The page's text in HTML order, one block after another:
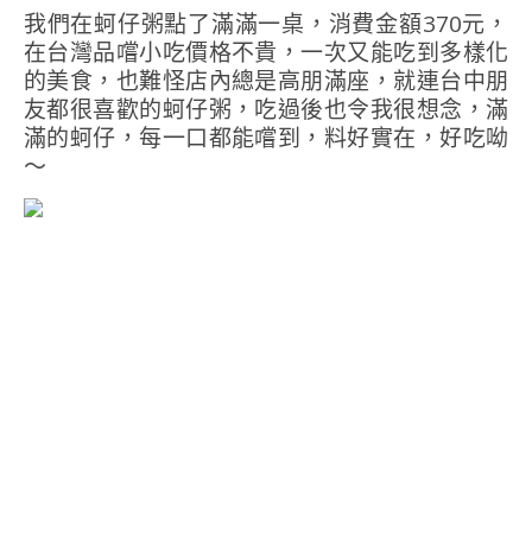
我們在蚵仔粥點了滿滿一桌，消費金額370元，
在台灣品嚐小吃價格不貴，一次又能吃到多樣化
的美食，也難怪店內總是高朋滿座，就連台中朋
友都很喜歡的蚵仔粥，吃過後也令我很想念，滿
滿的蚵仔，每一口都能嚐到，料好實在，好吃呦
～